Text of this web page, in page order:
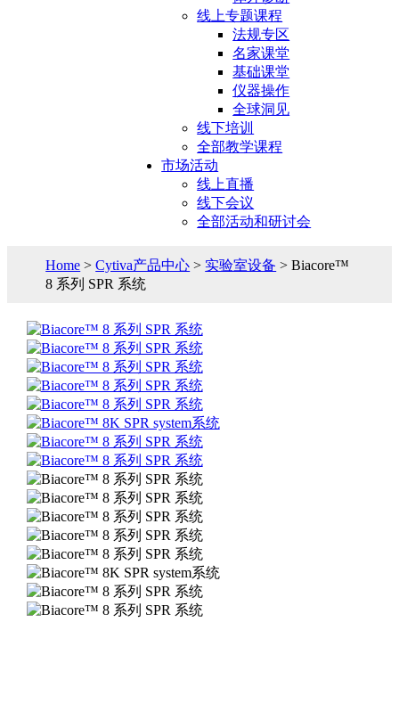
线上专题课程
法规专区
名家课堂
基础课堂
仪器操作
全球洞见
线下培训
全部教学课程
市场活动
线上直播
线下会议
全部活动和研讨会
Home >Cytiva产品中心 > 实验室设备 > Biacore™
8 系列 SPR 系统